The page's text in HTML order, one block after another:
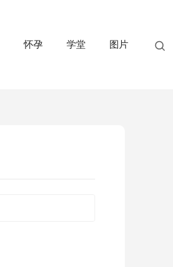
怀孕 学堂 图片